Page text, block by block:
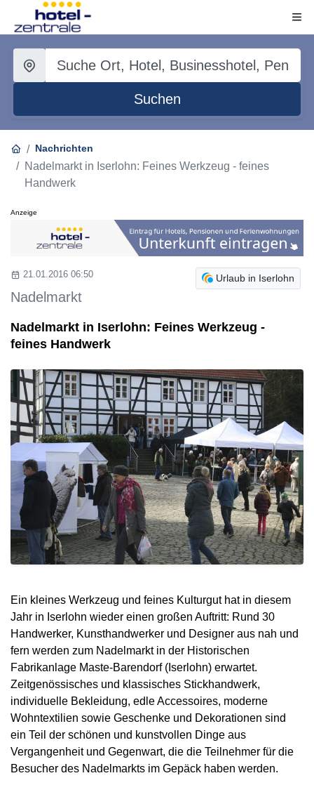
Suchen
Nachrichten
Nadelmarkt in Iserlohn: Feines Werkzeug - feines
Handwerk
Anzeige
Urlaub in Iserlohn
21.01.2016 06:50
Nadelmarkt
Nadelmarkt in Iserlohn: Feines Werkzeug -
feines Handwerk
Ein kleines Werkzeug und feines Kulturgut hat in diesem
Jahr in Iserlohn wieder einen großen Auftritt: Rund 30
Handwerker, Kunsthandwerker und Designer aus nah und
fern werden zum Nadelmarkt in der Historischen
Fabrikanlage Maste-Barendorf (Iserlohn) erwartet.
Zeitgenössisches und klassisches Stickhandwerk,
individuelle Bekleidung, edle Accessoires, moderne
Wohntextilien sowie Geschenke und Dekorationen sind
ein Teil der schönen und kunstvollen Dinge aus
Vergangenheit und Gegenwart, die die Teilnehmer für die
Besucher des Nadelmarkts im Gepäck haben werden.